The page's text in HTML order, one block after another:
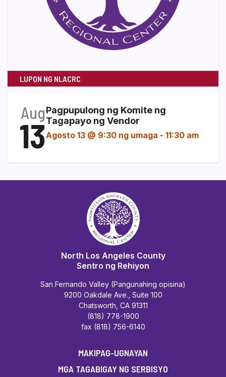
LUPON NG NLACRC
Aug
13
Pagpupulong ng Komite ng
Tagapayo ng Vendor
Agosto 13 @ 9:30 ng umaga - 11:30 am
North Los Angeles County
Sentro ng Rehiyon
San Fernando Valley (Pangunahing opisina)
9200 Oakdale Ave., Suite 100
Chatsworth, CA 91311
(818) 778-1900
fax (818) 756-6140
MAKIPAG-UGNAYAN
MGA TAGABIGAY NG SERBISYO